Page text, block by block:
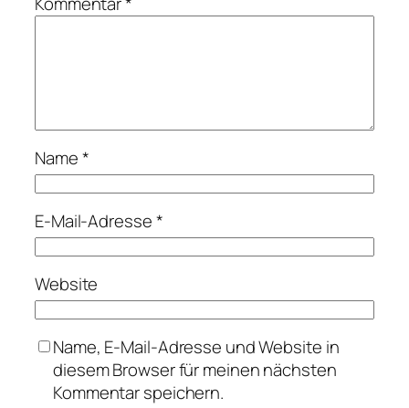
Name*
E-Mail-Adresse*
Website
Name, E-Mail-Adresse und Website in
diesem Browser für meinen nächsten
Kommentar speichern.